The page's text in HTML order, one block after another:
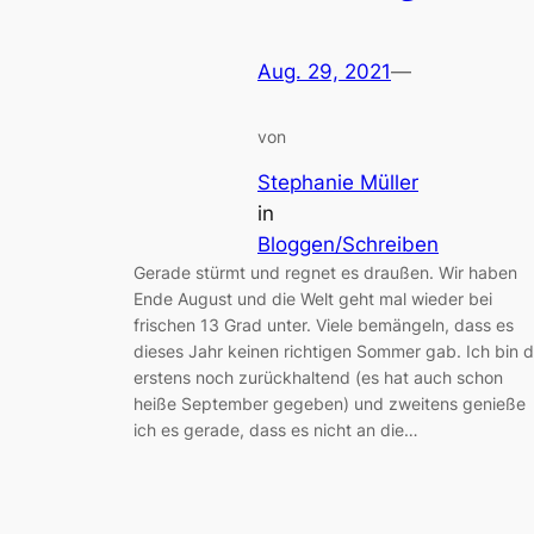
Aug. 29, 2021—
von
Stephanie Müller
in
Bloggen/Schreiben
Gerade stürmt und regnet es draußen. Wir haben
Ende August und die Welt geht mal wieder bei
frischen 13 Grad unter. Viele bemängeln, dass es
dieses Jahr keinen richtigen Sommer gab. Ich bin
erstens noch zurückhaltend (es hat auch schon
heiße September gegeben) und zweitens genieße
ich es gerade, dass es nicht an die…